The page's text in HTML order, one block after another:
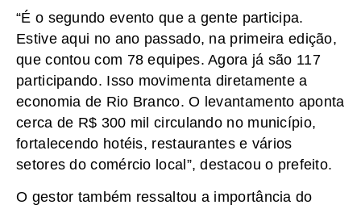
“É o segundo evento que a gente participa.
Estive aqui no ano passado, na primeira edição,
que contou com 78 equipes. Agora já são 117
participando. Isso movimenta diretamente a
economia de Rio Branco. O levantamento aponta
cerca de R$ 300 mil circulando no município,
fortalecendo hotéis, restaurantes e vários
setores do comércio local”, destacou o prefeito.
O gestor também ressaltou a importância do